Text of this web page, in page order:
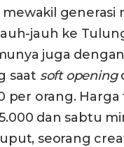
generasi
jauh ke
juga
saat soft opening
per orang.
dan sabtu
seorang